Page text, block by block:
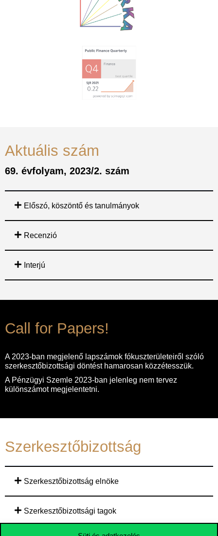
Aktuális szám
69. évfolyam, 2023/2. szám
Előszó, köszöntő és tanulmányok
Recenzió
Interjú
Call for Papers!
A 2023-ban megjelenő lapszámok fókuszterületeiről szóló
szerkesztőbizottsági döntést hamarosan közzétesszük.
A Pénzügyi Szemle 2023-ban jelenleg nem tervez
különszámot megjelentetni.
Szerkesztőbizottság
Szerkesztőbizottság elnöke
Szerkesztőbizottsági tagok